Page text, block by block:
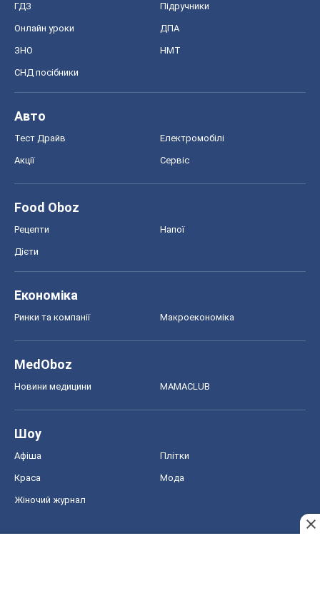
ГДЗ Підручники
Онлайн уроки ДПА
ЗНО НМТ
СНД посібники
Авто
Тест Драйв Електромобілі
Акції Сервіс
Food Oboz
Рецепти Напої
Дієти
Економіка
Ринки та компанії Макроекономіка
MedOboz
Новини медицини MAMACLUB
Шоу
Афіша Плітки
Краса Мода
Жіночий журнал